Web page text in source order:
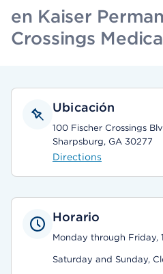
en Kaiser
Crossings
Ubicación
100 Fischer Crossings
Sharpsburg, GA 30277
Directions
Horario
Monday through Friday,
Saturday and Sunday,